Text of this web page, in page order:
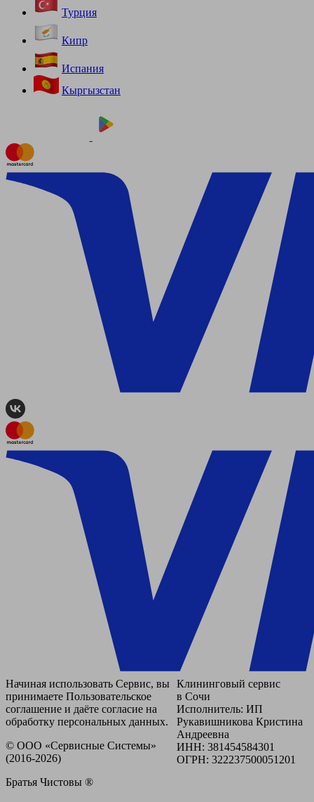
Турция
Кипр
Испания
Кыргызстан
Начиная использовать Сервис, вы
принимаете Пользовательское
соглашение и даёте согласие на
обработку персональных данных.
© ООО «Сервисные Системы»
(2016-2026)
Братья Чистовы ®
Клининговый сервис
в Сочи
Исполнитель: ИП
Рукавишникова Кристина
Андреевна
ИНН: 381454584301
ОГРН: 322237500051201